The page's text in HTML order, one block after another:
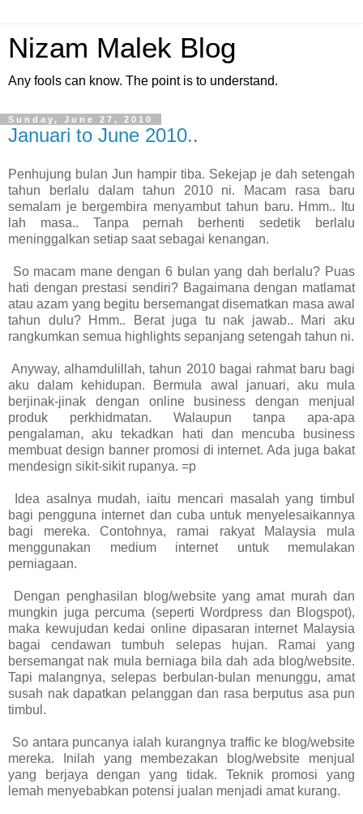
Nizam Malek Blog
Any fools can know. The point is to understand.
Sunday, June 27, 2010
Januari to June 2010..
Penhujung bulan Jun hampir tiba. Sekejap je dah setengah
tahun berlalu dalam tahun 2010 ni. Macam rasa baru
semalam je bergembira menyambut tahun baru. Hmm.. Itu
lah masa.. Tanpa pernah berhenti sedetik berlalu
meninggalkan setiap saat sebagai kenangan.
So macam mane dengan 6 bulan yang dah berlalu? Puas
hati dengan prestasi sendiri? Bagaimana dengan matlamat
atau azam yang begitu bersemangat disematkan masa awal
tahun dulu? Hmm.. Berat juga tu nak jawab.. Mari aku
rangkumkan semua highlights sepanjang setengah tahun ni.
Anyway, alhamdulillah, tahun 2010 bagai rahmat baru bagi
aku dalam kehidupan. Bermula awal januari, aku mula
berjinak-jinak dengan online business dengan menjual
produk perkhidmatan. Walaupun tanpa apa-apa
pengalaman, aku tekadkan hati dan mencuba business
membuat design banner promosi di internet. Ada juga bakat
mendesign sikit-sikit rupanya. =p
Idea asalnya mudah, iaitu mencari masalah yang timbul
bagi pengguna internet dan cuba untuk menyelesaikannya
bagi mereka. Contohnya, ramai rakyat Malaysia mula
menggunakan medium internet untuk memulakan
perniagaan.
Dengan penghasilan blog/website yang amat murah dan
mungkin juga percuma (seperti Wordpress dan Blogspot),
maka kewujudan kedai online dipasaran internet Malaysia
bagai cendawan tumbuh selepas hujan. Ramai yang
bersemangat nak mula berniaga bila dah ada blog/website.
Tapi malangnya, selepas berbulan-bulan menunggu, amat
susah nak dapatkan pelanggan dan rasa berputus asa pun
timbul.
So antara puncanya ialah kurangnya traffic ke blog/website
mereka. Inilah yang membezakan blog/website menjual
yang berjaya dengan yang tidak. Teknik promosi yang
lemah menyebabkan potensi jualan menjadi amat kurang.